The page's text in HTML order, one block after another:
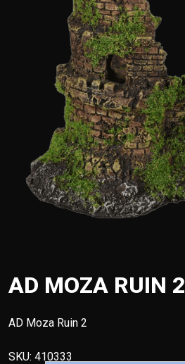
AD MOZA RUIN 2
AD Moza Ruin 2
SKU: 410333